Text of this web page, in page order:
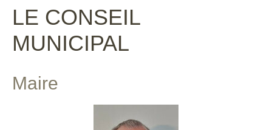
LE CONSEIL
MUNICIPAL
Maire